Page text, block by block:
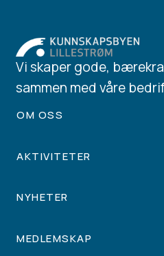
Vi skaper gode,
sammen med våre
OM OSS
AKTIVITETER
NYHETER
MEDLEMSKAP